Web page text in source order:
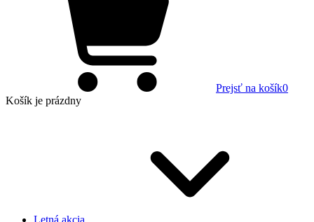
Prejsť na košík0
Košík je prázdny
Letná akcia